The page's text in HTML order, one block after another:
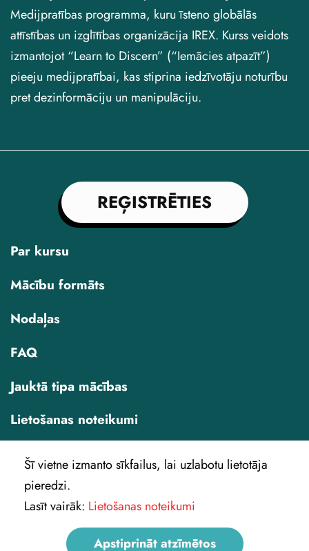
Medijpratības programma, kuru īsteno globālās
attīstības un izglītības organizācija IREX. Kurss veidots
izmantojot “Learn to Discern” (“Iemācies atpazīt”)
pieeju medijpratībai, kas stiprina iedzīvotāju noturību
pret dezinformāciju un manipulāciju.
REĢISTRĒTIES
Par kursu
Mācību formāts
Nodaļas
FAQ
Jauktā tipa mācības
Lietošanas noteikumi
Šī vietne izmanto sīkfailus, lai uzlabotu lietotāja
pieredzi.
Lasīt vairāk: Lietošanas noteikumi
Apstiprināt atzīmētos